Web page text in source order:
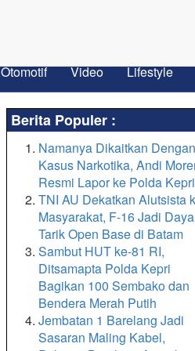
Otomotif Video Lifestyle
Berita Populer :
Namanya Dikaitkan Dengan
Kasus Narkotika, Andi
Resmi Lapor ke Polda Kepri
TNI AU Dekatkan Alutsista
Masyarakat, F-16 Jadi Daya
Tarik Open Base di Batam
Sambut HUT ke-81 RI,
Ditsamapta Polda Kepri
Bagikan 100 Sembako dan
Bendera Merah Putih
Jembatan 1 Barelang Jadi
Sasaran Maling Kabel,